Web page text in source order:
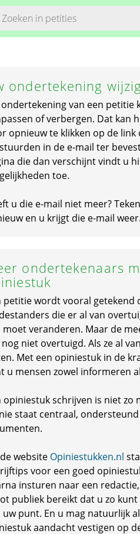
ondertekening
ondertekening van een petitie
of verbergen. Dat kan
opnieuw te klikken op de link
in de e-mail ter
die dan verschijnt vindt u
toe.
u die e-mail niet meer?
en u krijgt die e-mail weer.
ondertekenaars
petitie wordt vooral getekend
die er al van
moet veranderen. Maar de
niet overtuigd. Als ze al
Met een opiniestuk in de
u mensen zowel informeren
opiniestuk schrijven is niet zo
staat centraal,
website Opiniestukken.nl
voor een goed
insturen naar een
publiek bereikt dat u zo
uw punt. En u mag natuurlijk
aandacht vestigen op